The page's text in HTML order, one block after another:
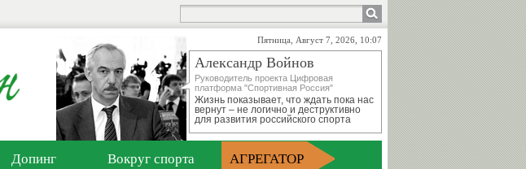
Пятница, Август 7, 2026, 10:07
Александр Войнов
Руководитель проекта Цифровая
платформа "Спортивная Россия"
Жизнь показывает, что ждать пока нас
вернут – не логично и деструктивно
для развития российского спорта
Допинг Вокруг спорта АГРЕГАТОР